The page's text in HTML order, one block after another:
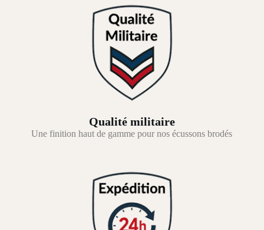
Qualité militaire
Une finition haut de gamme pour nos écussons brodés